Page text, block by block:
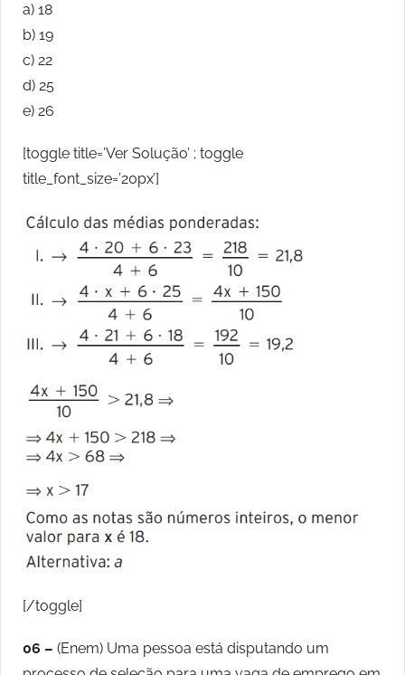
a) 18
b) 19
c) 22
d) 25
e) 26
[toggle title=’Ver Solução’ ; toggle
title_font_size=’20px’]
[/toggle]
06 – (Enem) Uma pessoa está disputando um